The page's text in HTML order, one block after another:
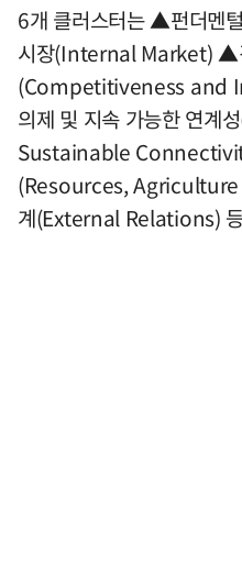
6개 클러스터는 ▲펀더
시장(Internal Market) ▲
(Competitiveness and
의제 및 지속 가능한 연
Sustainable
(Resources,
계(External Relations)